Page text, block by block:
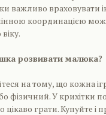
важливо враховувати
координацією
розвивати малюка?
на тому, що кожна
фізичний. У крихітки
грати. Купуйте і